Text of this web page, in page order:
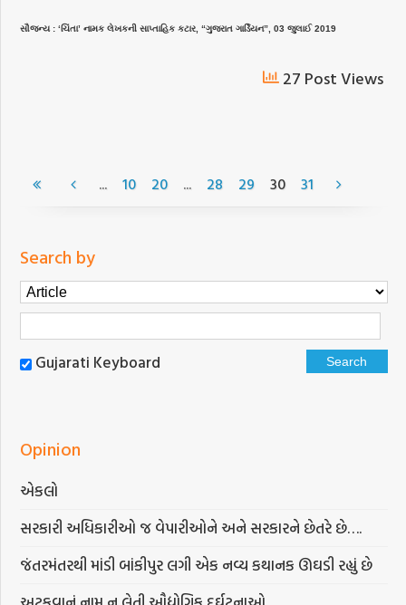
સૌજન્ય : ‘ચિંતા’ નામક લેખકની સાપ્તાહિક કટાર, “ગુજરાત ગાર્ડિયન”, 03 જુલાઈ 2019
27 Post Views
... 10 20 ... 28 29 30 31
Search by
Gujarati Keyboard
Opinion
એકલો
સરકારી અધિકારીઓ જ વેપારીઓને અને સરકારને છેતરે છે….
જંતરમંતરથી માંડી બાંકીપુર લગી એક નવ્ય કથાનક ઊઘડી રહ્યું છે